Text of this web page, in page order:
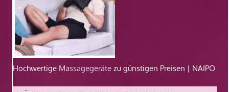
Hochwertige Massagegeräte zu günstigen Preisen | NAIPO